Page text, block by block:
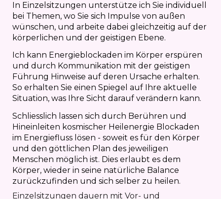
In Einzelsitzungen unterstütze ich Sie individuell
bei Themen, wo Sie sich Impulse von außen
wünschen, und arbeite dabei gleichzeitig auf der
körperlichen und der geistigen Ebene.
Ich kann Energieblockaden im Körper erspüren
und durch Kommunikation mit der geistigen
Führung Hinweise auf deren Ursache erhalten.
So erhalten Sie einen Spiegel auf Ihre aktuelle
Situation, was Ihre Sicht darauf verändern kann.
Schliesslich lassen sich durch Berühren und
Hineinleiten kosmischer Heilenergie Blockaden
im Energiefluss lösen - soweit es für den Körper
und den göttlichen Plan des jeweiligen
Menschen möglich ist. Dies erlaubt es dem
Körper, wieder in seine natürliche Balance
zurückzufinden und sich selber zu heilen.
Einzelsitzungen dauern mit Vor- und